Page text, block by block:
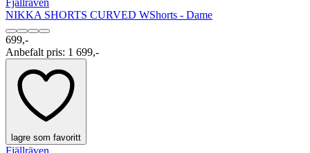
Fjällräven
NIKKA SHORTS CURVED WShorts - Dame
699,-
Anbefalt pris: 1 699,-
lagre som favoritt
Fjällräven